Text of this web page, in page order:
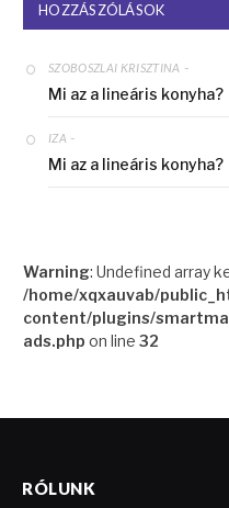
HOZZÁSZÓLÁSOK
SZOBOSZLAI KRISZTINA -
Mi az a lineáris konyha?
IZA -
Mi az a lineáris konyha?
Warning: Undefined array
/home/xqxauvab/
content/plugins/
ads.php on line 32
RÓLUNK